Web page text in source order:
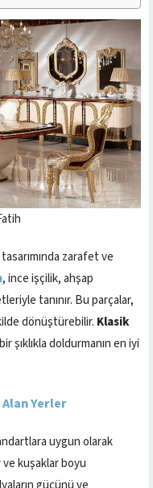
zarafet ve
, ince işçilik, ahşap
tanınır. Bu parçalar,
dönüştürebilir. Klasik
şıklıkla doldurmanın en iyi
Yerler
uygun olarak
kuşaklar boyu